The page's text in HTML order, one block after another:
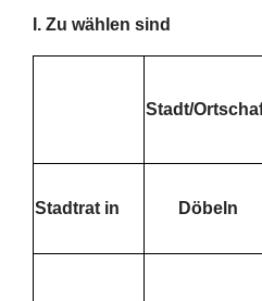
I. Zu wählen sind
Stadt/
Stadtrat in Döbeln